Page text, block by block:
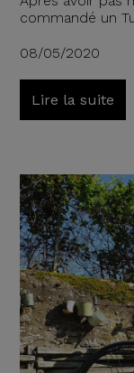
commandé un
08/05/2020
Lire la suite